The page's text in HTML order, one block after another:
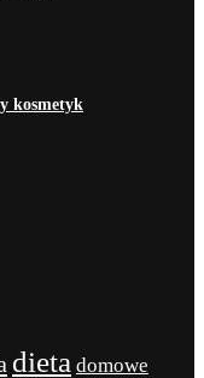
kosmetyk
dieta domowe